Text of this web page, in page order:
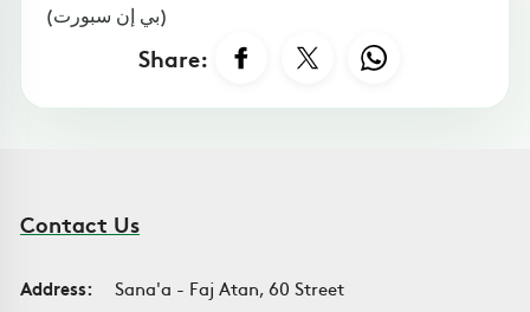
(بي إن سبورت)
Share:
Contact Us
Address:
Sana'a - Faj Atan, 60 Street